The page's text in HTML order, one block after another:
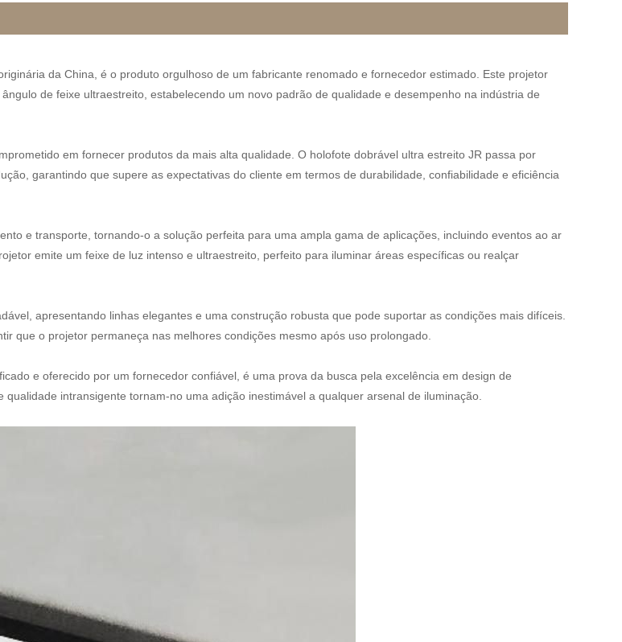
da China, é o produto orgulhoso de um fabricante renomado e fornecedor estimado. Este projetor
de feixe ultraestreito, estabelecendo um novo padrão de qualidade e desempenho na indústria de
em fornecer produtos da mais alta qualidade. O holofote dobrável ultra estreito JR passa por
garantindo que supere as expectativas do cliente em termos de durabilidade, confiabilidade e eficiência
e transporte, tornando-o a solução perfeita para uma ampla gama de aplicações, incluindo eventos ao ar
emite um feixe de luz intenso e ultraestreito, perfeito para iluminar áreas específicas ou realçar
apresentando linhas elegantes e uma construção robusta que pode suportar as condições mais difíceis.
que o projetor permaneça nas melhores condições mesmo após uso prolongado.
e oferecido por um fornecedor confiável, é uma prova da busca pela excelência em design de
intransigente tornam-no uma adição inestimável a qualquer arsenal de iluminação.